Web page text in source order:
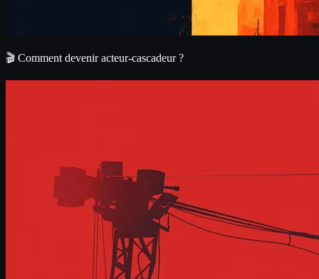
🎬 Comment devenir acteur-cascadeur ?